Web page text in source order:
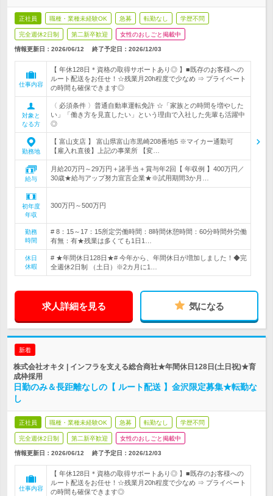
正社員 職種・業種未経験OK 急募 転勤なし 学歴不問
完全週休2日制 第二新卒歓迎 女性のおしごと掲載中
情報更新日：2026/06/12 終了予定日： 2026/12/03
仕事内容
【 年休128日＊資格の取得サポートあり◎ 】■既存のお客様への
ルート配送をお任せ！☆残業月20h程度で少なめ ⇒ プライベート
の時間も確保できます◎
対象と
なる方
〈 必須条件 〉普通自動車運転免許 ☆「家族との時間を増やした
い」「働き方を見直したい」という理由で入社した先輩も活躍中
◎
勤務地
【 富山支店 】 富山県富山市黒崎208番地5 ※マイカー通勤可
【雇入れ直後】上記の事業所 【変…
給与
月給20万円～29万円＋諸手当＋賞与年2回【 年収例 】400万円／
30歳★給与アップ努力宣言企業★※試用期間3か月…
初年度
年収
300万円～500万円
勤務
時間
# 8：15～17：15所定労働時間：8時間休憩時間：60分時間外労働
有無：有★残業は多くても1日1…
休日
休暇
# ★年間休日128日★# 今年から、年間休日が増加しました！◆完
全週休2日制 （土日）※2カ月に1…
求人詳細を見る 気になる
新着
株式会社オキタ | インフラを支える総合商社★年間休日128日(土日祝)★育
成枠採用
日勤のみ＆長距離なしの【 ルート配送 】金沢限定募集★転勤な
し
正社員 職種・業種未経験OK 急募 転勤なし 学歴不問
完全週休2日制 第二新卒歓迎 女性のおしごと掲載中
情報更新日：2026/06/12 終了予定日： 2026/12/03
仕事内容
【 年休128日＊資格の取得サポートあり◎ 】■既存のお客様への
ルート配送をお任せ！☆残業月20h程度で少なめ ⇒ プライベート
の時間も確保できます◎